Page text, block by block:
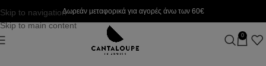
Skip to navigation
Skip to main content
Δωρεάν μεταφορικά για αγορές άνω των 60€
0